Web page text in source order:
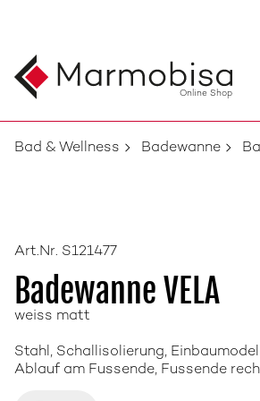
Online Shop
Bad & Wellness Badewanne
Art.Nr. S121477
Badewanne VELA
weiss matt
Stahl, Schallisolierung,
Ablauf am Fussende, Fussende